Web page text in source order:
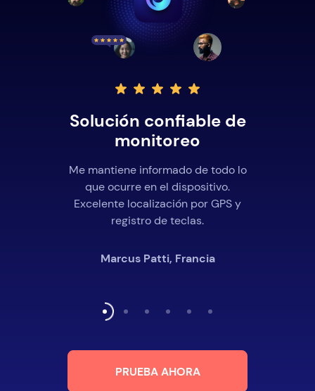
Solución confiable de
monitoreo
Me mantiene informado de todo lo
que ocurre en el dispositivo.
Excelente localización por GPS y
registro de teclas.
Marcus Patti, Francia
PRUEBA AHORA